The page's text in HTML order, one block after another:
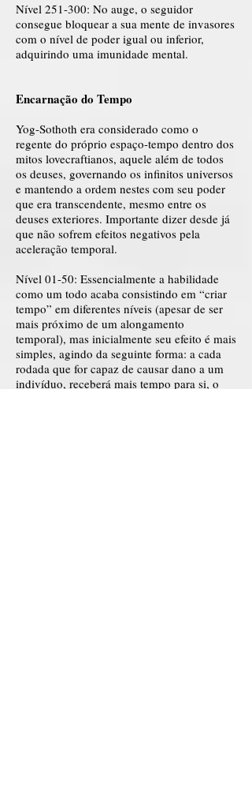
Nível 251-300: No auge, o seguidor
consegue bloquear a sua mente de invasores
com o nível de poder igual ou inferior,
adquirindo uma imunidade mental.
Encarnação do Tempo
Yog-Sothoth era considerado como o
regente do próprio espaço-tempo dentro dos
mitos lovecraftianos, aquele além de todos
os deuses, governando os infinitos universos
e mantendo a ordem nestes com seu poder
que era transcendente, mesmo entre os
deuses exteriores. Importante dizer desde já
que não sofrem efeitos negativos pela
aceleração temporal.
Nível 01-50: Essencialmente a habilidade
como um todo acaba consistindo em “criar
tempo” em diferentes níveis (apesar de ser
mais próximo de um alongamento
temporal), mas inicialmente seu efeito é mais
simples, agindo da seguinte forma: a cada
rodada que for capaz de causar dano a um
indivíduo, receberá mais tempo para si, o